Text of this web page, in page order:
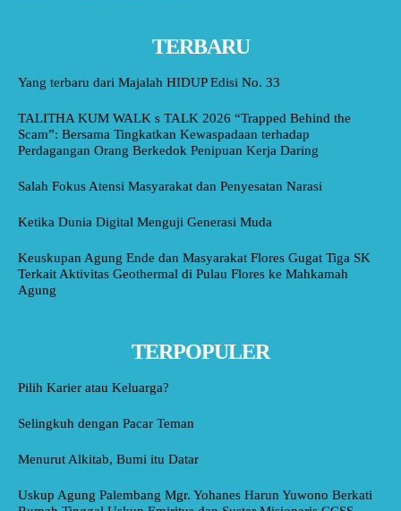
TERBARU
Yang terbaru dari Majalah HIDUP Edisi No. 33
TALITHA KUM WALK s TALK 2026 “Trapped Behind the
Scam”: Bersama Tingkatkan Kewaspadaan terhadap
Perdagangan Orang Berkedok Penipuan Kerja Daring
Salah Fokus Atensi Masyarakat dan Penyesatan Narasi
Ketika Dunia Digital Menguji Generasi Muda
Keuskupan Agung Ende dan Masyarakat Flores Gugat Tiga SK
Terkait Aktivitas Geothermal di Pulau Flores ke Mahkamah
Agung
TERPOPULER
Pilih Karier atau Keluarga?
Selingkuh dengan Pacar Teman
Menurut Alkitab, Bumi itu Datar
Uskup Agung Palembang Mgr. Yohanes Harun Yuwono Berkati